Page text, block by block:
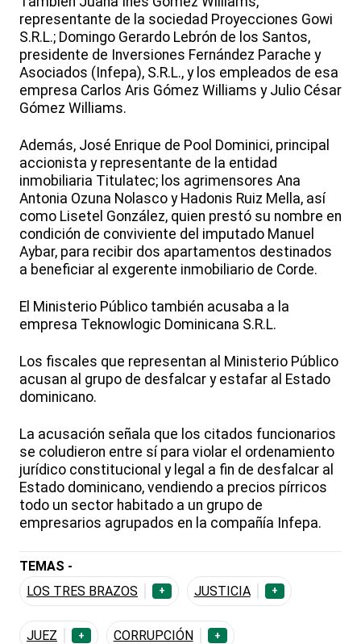
representante de la sociedad Proyecciones Gowi
S.R.L.; Domingo Gerardo Lebrón de los Santos,
presidente de Inversiones Fernández Parache y
Asociados (Infepa), S.R.L., y los empleados de esa
empresa Carlos Aris Gómez Williams y Julio César
Gómez Williams.
Además, José Enrique de Pool Dominici, principal
accionista y representante de la entidad
inmobiliaria Titulatec; los agrimensores Ana
Antonia Ozuna Nolasco y Hadonis Ruiz Mella, así
como Lisetel González, quien prestó su nombre en
condición de conviviente del imputado Manuel
Aybar, para recibir dos apartamentos destinados
a beneficiar al exgerente inmobiliario de Corde.
El Ministerio Público también acusaba a la
empresa Teknowlogic Dominicana S.R.L.
Los fiscales que representan al Ministerio Público
acusan al grupo de desfalcar y estafar al Estado
dominicano.
La acusación señala que los citados funcionarios
se coludieron entre sí para violar el ordenamiento
jurídico constitucional y legal a fin de desfalcar al
Estado dominicano, vendiendo a precios pírricos
todo un sector habitado a un grupo de
empresarios agrupados en la compañía Infepa.
TEMAS -
LOS TRES BRAZOS
+ JUSTICIA +
JUEZ + CORRUPCIÓN +